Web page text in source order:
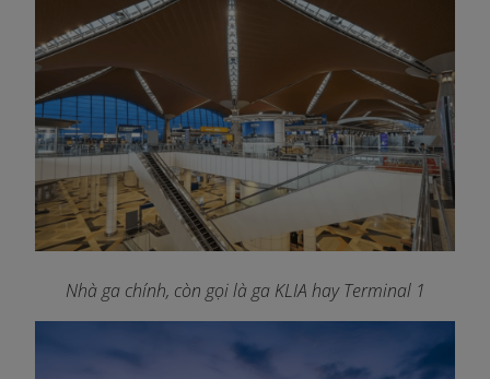
Nhà ga chính, còn gọi là ga KLIA hay Terminal 1